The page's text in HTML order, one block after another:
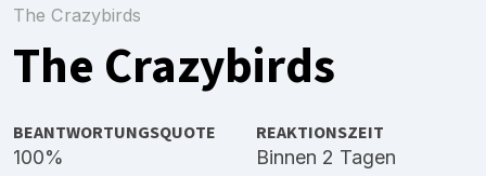
The Crazybirds
The Crazybirds
BEANTWORTUNGSQUOTE
100%
REAKTIONSZEIT
Binnen 2 Tagen